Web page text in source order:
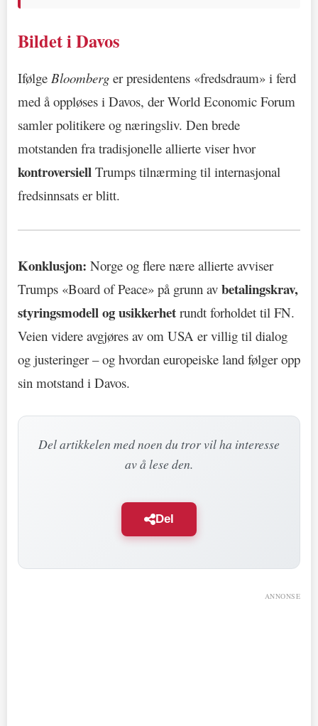
Bildet i Davos
Ifølge Bloomberg er presidentens «fredsdraum» i ferd
med å oppløses i Davos, der World Economic Forum
samler politikere og næringsliv. Den brede
motstanden fra tradisjonelle allierte viser hvor
kontroversiell Trumps tilnærming til internasjonal
fredsinnsats er blitt.
Konklusjon: Norge og flere nære allierte avviser
Trumps «Board of Peace» på grunn av betalingskrav,
styringsmodell og usikkerhet rundt forholdet til FN.
Veien videre avgjøres av om USA er villig til dialog
og justeringer – og hvordan europeiske land følger opp
sin motstand i Davos.
Del artikkelen med noen du tror vil ha interesse
av å lese den.
Del
ANNONSE